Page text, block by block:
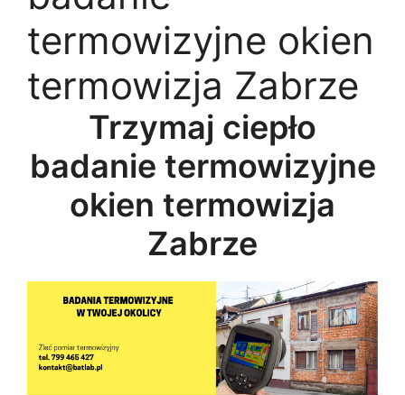
termowizyjne okien
termowizja Zabrze
Trzymaj ciepło
badanie termowizyjne
okien termowizja
Zabrze